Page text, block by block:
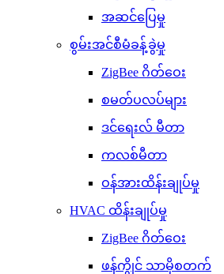
အဆင်ပြေမှု
စွမ်းအင်စီမံခန့်ခွဲမှု
ZigBee ဂိတ်ဝေး
စမတ်ပလပ်များ
ဒင်ရေးလ် မီတာ
ကလစ်မီတာ
ဝန်အားထိန်းချုပ်မှု
HVAC ထိန်းချုပ်မှု
ZigBee ဂိတ်ဝေး
ဖန်ကွိုင် သာမိုစတက်